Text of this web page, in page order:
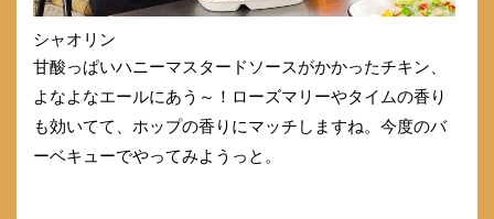
シャオリン
甘酸っぱいハニーマスタードソースがかかったチキン、
よなよなエールにあう～！ローズマリーやタイムの香り
も効いてて、ホップの香りにマッチしますね。今度のバ
ーベキューでやってみようっと。